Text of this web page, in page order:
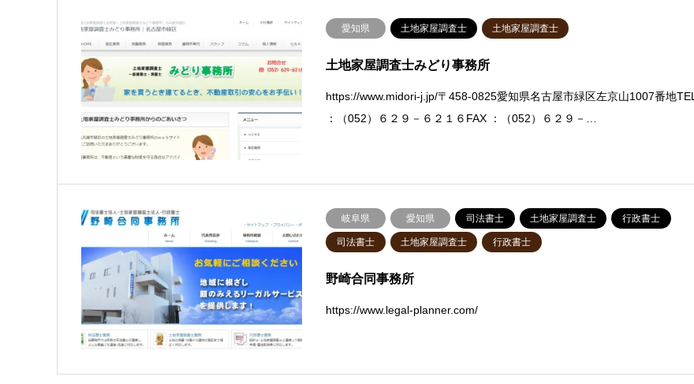
愛知県 土地家屋調査士 土地家屋調査士
土地家屋調査士みどり事務所
https://www.midori-j.jp/〒458-0825愛知県名古屋市緑区左京山1007番地TEL
：（052）６２９－６２１６FAX ：（052）６２９－…
岐阜県 愛知県 司法書士 土地家屋調査士 行政書士
司法書士 土地家屋調査士 行政書士
野崎合同事務所
https://www.legal-planner.com/